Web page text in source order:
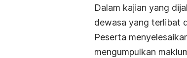
Dalam kajian yang
dewasa yang terlibat
Peserta
mengumpulkan